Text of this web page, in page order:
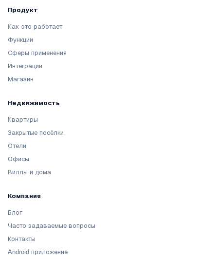
Продукт
Как это работает
Функции
Сферы применения
Интеграции
Магазин
Недвижимость
Квартиры
Закрытые посёлки
Отели
Офисы
Виллы и дома
Компания
Блог
Часто задаваемые вопросы
Контакты
Android приложение